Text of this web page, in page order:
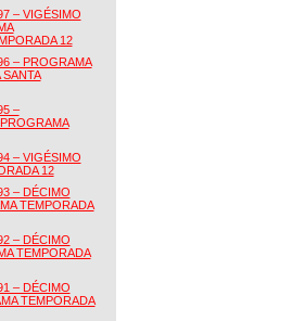
– VIGÉSIMO
12
– PROGRAMA
SANTA
–
– VIGÉSIMO
12
– DÉCIMO
TEMPORADA
– DÉCIMO
TEMPORADA
– DÉCIMO
TEMPORADA